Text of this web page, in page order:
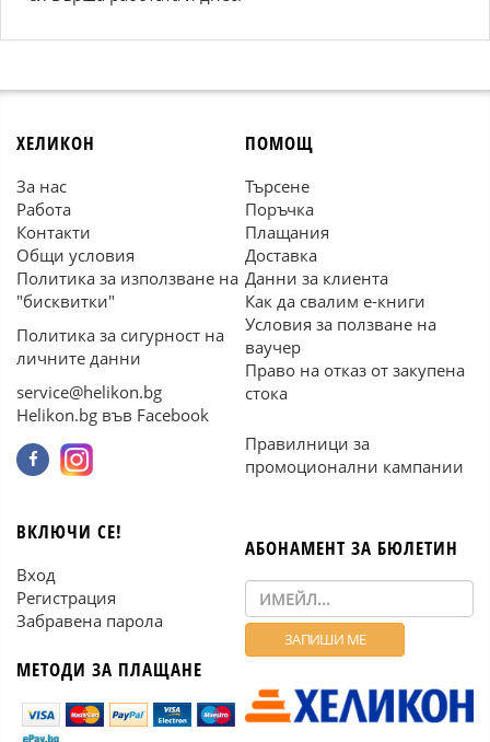
ХЕЛИКОН
За нас
Работа
Контакти
Общи условия
Политика за използване на
"бисквитки"
Политика за сигурност на
личните данни
service@helikon.bg
Helikon.bg във Facebook
ПОМОЩ
Търсене
Поръчка
Плащания
Доставка
Данни за клиента
Как да свалим е-книги
Условия за ползване на
ваучер
Право на отказ от закупена
стока
Правилници за
промоционални кампании
ВКЛЮЧИ СЕ!
Вход
Регистрация
Забравена парола
МЕТОДИ ЗА ПЛАЩАНЕ
АБОНАМЕНТ ЗА БЮЛЕТИН